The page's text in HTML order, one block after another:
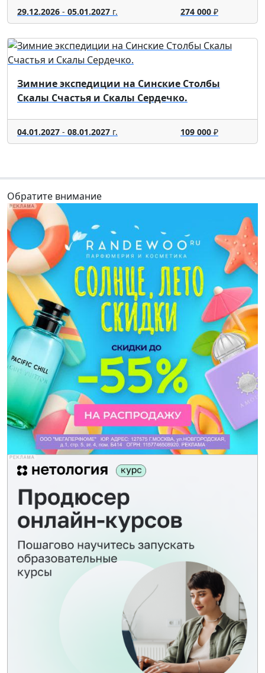
29.12.2026 - 05.01.2027 г. 274 000₽
Зимние экспедиции на Синские Столбы
Скалы Счастья и Скалы Сердечко.
04.01.2027 - 08.01.2027 г. 109 000₽
Обратите внимание